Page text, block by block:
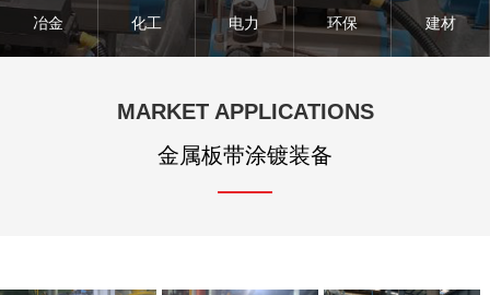
冶金 化工 电力 环保 建材
MARKET APPLICATIONS
金属板带涂镀装备